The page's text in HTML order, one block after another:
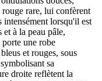
rare, lui confèrent
intensément lorsqu'il est
à la peau pâle,
une robe
et rouges, sous
sa
droite reflètent la